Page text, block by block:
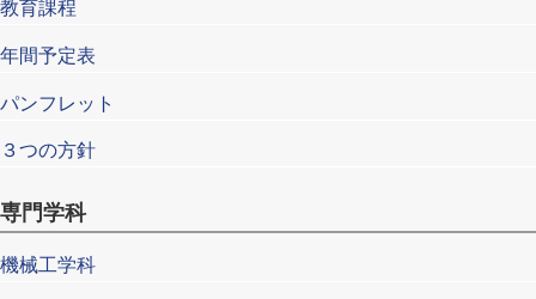
教育課程
年間予定表
パンフレット
３つの方針
専門学科
機械工学科